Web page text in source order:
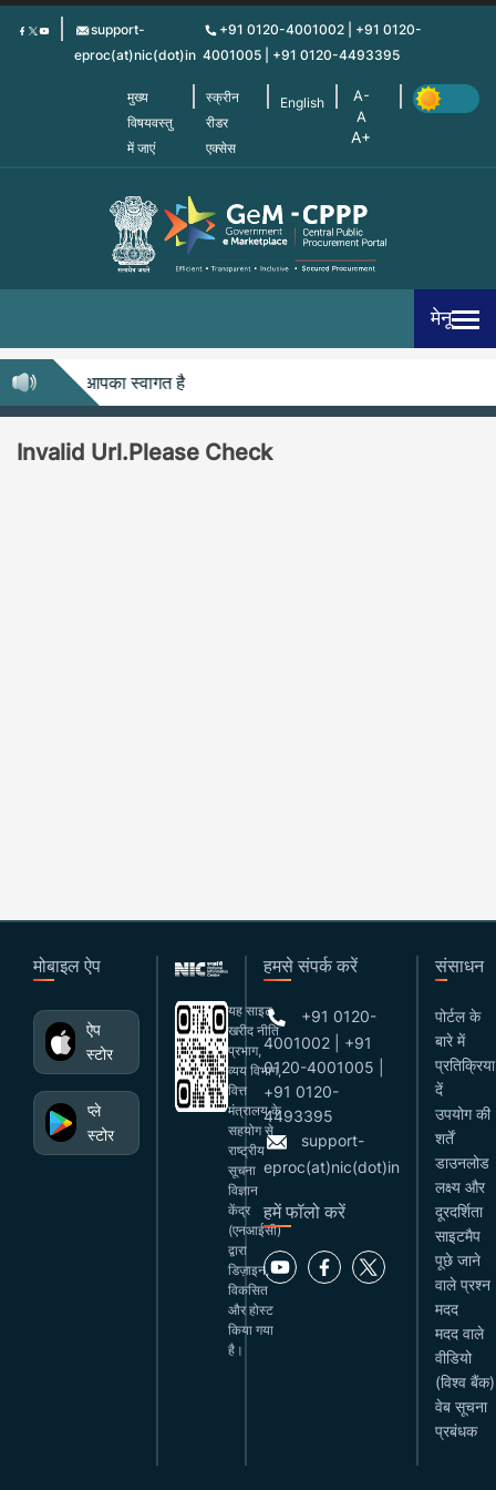
Skip
support-
eproc(at)nic(dot)in
+91 0120-4001002 | +91 0120-
4001005 | +91 0120-4493395
मुख्य
विषयवस्तु
में जाएं
स्क्रीन
रीडर
एक्सेस
English
मेनू
में आपका स्वागत है
Invalid Url.Please Check
मोबाइल ऐप
ऐप
स्टोर
प्ले
स्टोर
यह साइट
खरीद नीति
प्रभाग,
व्यय विभाग,
वित्त
मंत्रालय के
सहयोग से
राष्ट्रीय
सूचना
विज्ञान
केंद्र
(एनआईसी)
द्वारा
डिज़ाइन,
विकसित
और होस्ट
किया गया
है।
हमसे संपर्क करें
+91 0120-
4001002 | +91
0120-4001005 |
+91 0120-
4493395
support-
eproc(at)nic(dot)in
हमें फॉलो करें
संसाधन
पोर्टल के
बारे में
प्रतिक्रिया
दें
उपयोग की
शर्तें
डाउनलोड
लक्ष्य और
दूरदर्शिता
साइटमैप
पूछे जाने
वाले प्रश्न
मदद
मदद वाले
वीडियो
(विश्व बैंक)
वेब सूचना
प्रबंधक